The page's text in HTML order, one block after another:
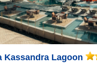
Kassandra Lagoon